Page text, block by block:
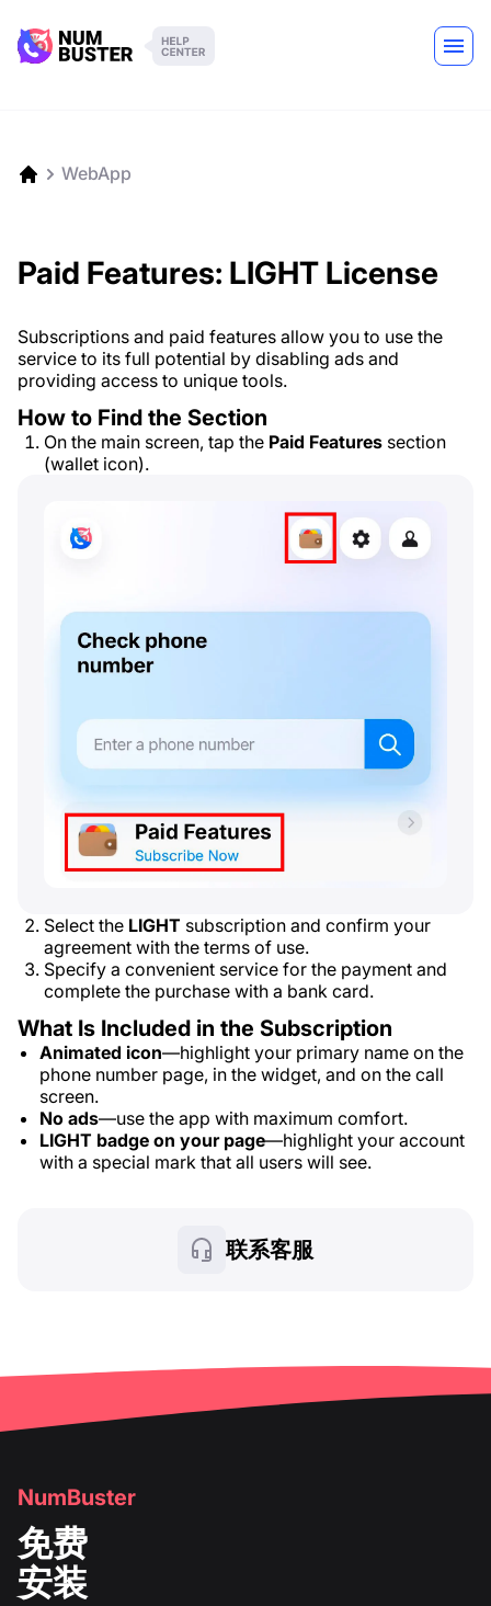
WebApp
Paid Features: LIGHT License
Subscriptions and paid features allow you to use the
service to its full potential by disabling ads and
providing access to unique tools.
How to Find the Section
On the main screen, tap the Paid Features section
(wallet icon).
Select the LIGHT subscription and confirm your
agreement with the terms of use.
Specify a convenient service for the payment and
complete the purchase with a bank card.
What Is Included in the Subscription
Animated icon—highlight your primary name on the
phone number page, in the widget, and on the call
screen.
No ads—use the app with maximum comfort.
LIGHT badge on your page—highlight your account
with a special mark that all users will see.
联系客服
NumBuster
免费
安装